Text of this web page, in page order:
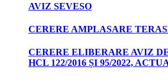
AVIZ SEVESO
CERERE AMPLASARE
CERERE ELIBERARE AVIZ
HCL 122/2016 ȘI 95/2022,